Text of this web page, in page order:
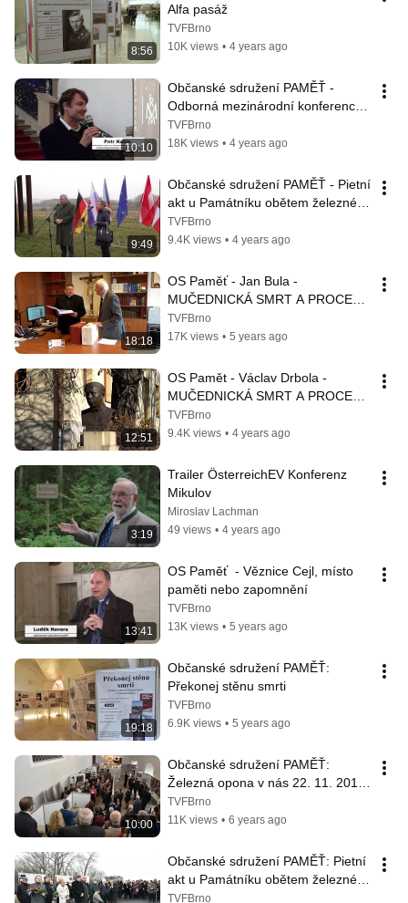
8:56
Alfa pasáž
TVFBrno
10K views • 4 years ago
10:10
Občanské sdružení PAMĚŤ -
Odborná mezinárodní konference
„Můj pohled na železnou oponu“
TVFBrno
18K views • 4 years ago
9:49
Občanské sdružení PAMĚŤ - Pietní
akt u Památníku obětem železné
opony, 2021
TVFBrno
9.4K views • 4 years ago
18:18
OS Paměť - Jan Bula -
MUČEDNICKÁ SMRT A PROCES
BLAHOŘEČENÍ
TVFBrno
17K views • 5 years ago
12:51
OS Pamět - Václav Drbola -
MUČEDNICKÁ SMRT A PROCES
BLAHOŘEČENÍ
TVFBrno
9.4K views • 4 years ago
3:19
Trailer ÖsterreichEV Konferenz
Mikulov
Miroslav Lachman
49 views • 4 years ago
13:41
OS Paměť  - Věznice Cejl, místo
paměti nebo zapomnění
TVFBrno
13K views • 5 years ago
19:18
Občanské sdružení PAMĚŤ:
Překonej stěnu smrti
TVFBrno
6.9K views • 5 years ago
10:00
Občanské sdružení PAMĚŤ:
Železná opona v nás 22. 11. 2019,
Mikulov
TVFBrno
11K views • 6 years ago
Občanské sdružení PAMĚŤ: Pietní
akt u Památníku obětem železné
opony, 2019
TVFBrno